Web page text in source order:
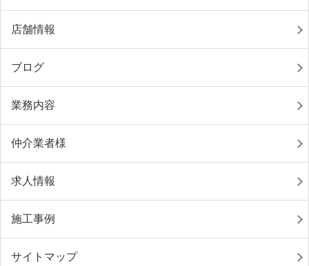
店舗情報
ブログ
業務内容
仲介業者様
求人情報
施工事例
サイトマップ